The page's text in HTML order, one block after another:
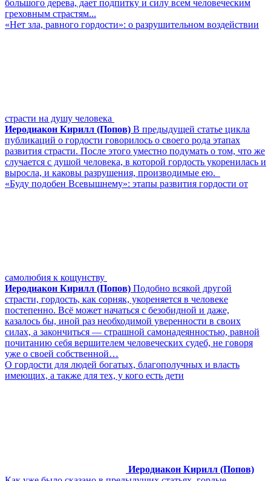
большого дерева, дает подпитку и силу всем человеческим
греховным страстям...
«Нет зла, равного гордости»: о разрушительном воздействии
страсти на душу человека
Иеродиакон Кирилл (Попов) В предыдущей статье цикла
публикаций о гордости говорилось о своего рода этапах
развития страсти. После этого уместно подумать о том, что же
случается с душой человека, в которой гордость укоренилась и
выросла, и каковы разрушения, производимые ею.
«Буду подобен Всевышнему»: этапы развития гордости от
самолюбия к кощунству
Иеродиакон Кирилл (Попов) Подобно всякой другой
страсти, гордость, как сорняк, укореняется в человеке
постепенно. Всё может начаться с безобидной и даже,
казалось бы, иной раз необходимой уверенности в своих
силах, а закончиться — страшной самонадеянностью, равной
почитанию себя вершителем человеческих судеб, не говоря
уже о своей собственной…
О гордости для людей богатых, благополучных и власть
имеющих, а также для тех, у кого есть дети
Иеродиакон Кирилл (Попов)